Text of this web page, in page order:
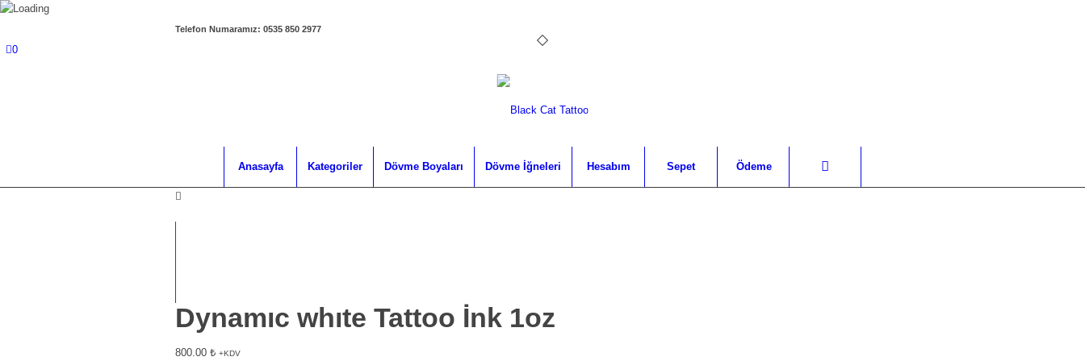
Telefon Numaramız: 0535 850 2977
0
Anasayfa Kategoriler Dövme Boyaları Dövme İğneleri Hesabım Sepet Ödeme
Dynamıc whıte Tattoo İnk 1oz
800.00 ₺ +KDV